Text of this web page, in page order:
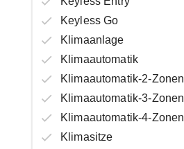
Keyless Go
Klimaanlage
Klimaautomatik
Klimaautomatik-2-Zonen
Klimaautomatik-3-Zonen
Klimaautomatik-4-Zonen
Klimasitze